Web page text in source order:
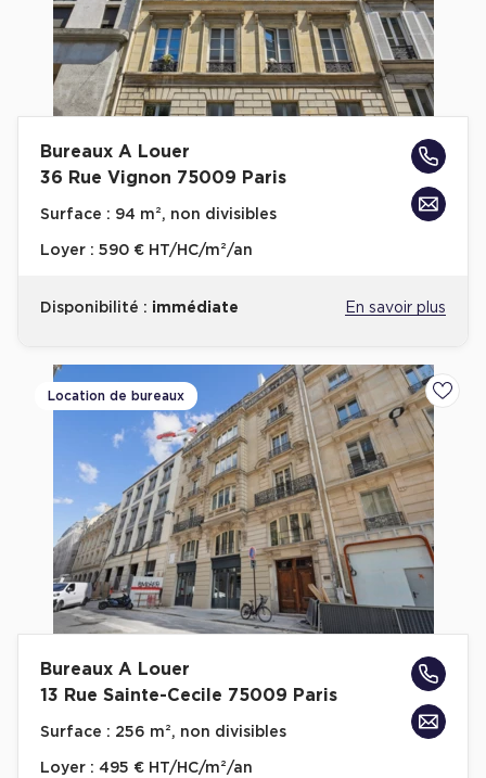
Bureaux A Louer
36 Rue Vignon 75009 Paris
Surface : 94 m², non divisibles
Loyer : 590 € HT/HC/m²/an
Disponibilité : immédiate En savoir plus
Location de bureaux
Bureaux A Louer
13 Rue Sainte-Cecile 75009 Paris
Surface : 256 m², non divisibles
Loyer : 495 € HT/HC/m²/an